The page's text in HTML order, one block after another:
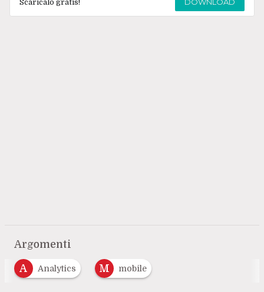
Scaricalo gratis!
Argomenti
A Analytics M mobile